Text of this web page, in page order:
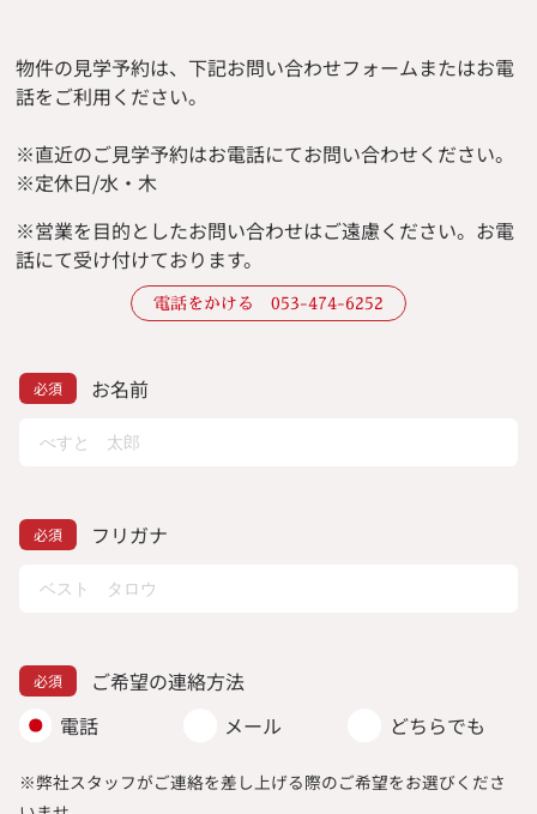
物件の見学予約は、下記お問い合わせフォームまたはお電
話をご利用ください。
※直近のご見学予約はお電話にてお問い合わせください。
※定休日/水・木
※営業を目的としたお問い合わせはご遠慮ください。 お電
話にて受け付けております。
電話をかける 053-474-6252
お名前
フリガナ
ご希望の連絡方法
電話
メール どちらでも
※弊社スタッフがご連絡を差し上げる際のご希望をお選びくださ